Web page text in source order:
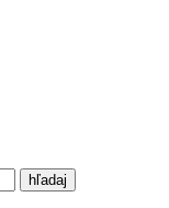
hľadaj